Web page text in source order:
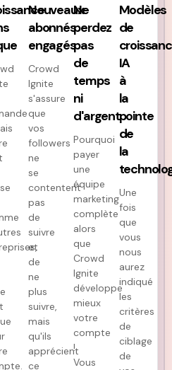
Nouveaux
abonnés
engagés
Crowd
Ignite
s'assure
que
vos
followers
ne
se
contentent
pas
de
suivre
et
de
ne
plus
suivre,
mais
qu'ils
apprécient
ce
Ne
perdez
pas
de
temps
ni
d'argent
Pourquoi
payer
une
équipe
marketing
complète
alors
que
Crowd
Ignite
développe
mieux
votre
compte
!
Vous
Modèles
de
IA
à
la
pointe
de
la
Une
fois
que
vous
nous
aurez
indiqué
les
critères
de
ciblage
de